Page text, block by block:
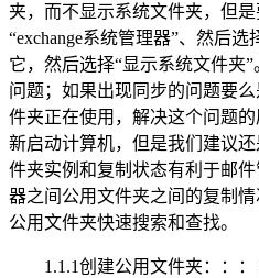
夹，而不显示系统文件夹，但
“exchange系统管理器”、然后
它，然后选择“显示系统文件夹
问题；如果出现同步的问题要
件夹正在使用，解决这个问题
新启动计算机，但是我们建议
件夹实例和复制状态有利于邮件
器之间公用文件夹之间的复制
公用文件夹快速搜索和查找。
1.1.1创建公用文件夹：：：